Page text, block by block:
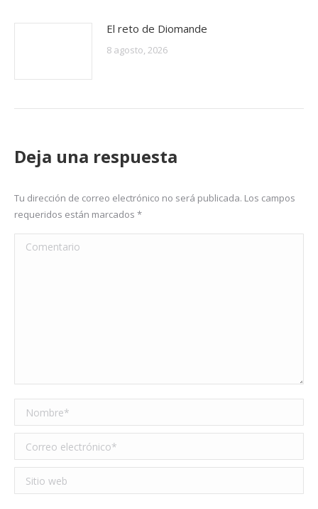
El reto de Diomande
8 agosto, 2026
Deja una respuesta
Tu dirección de correo electrónico no será publicada. Los campos
requeridos están marcados *
Comentario
Nombre *
Correo electrónico *
Sitio web